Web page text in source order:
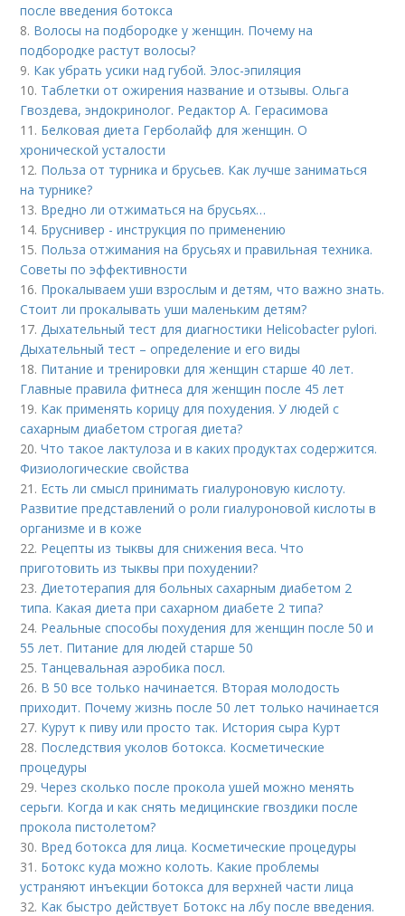
после введения ботокса
8. Волосы на подбородке у женщин. Почему на
подбородке растут волосы?
9. Как убрать усики над губой. Элос-эпиляция
10. Таблетки от ожирения название и отзывы. Ольга
Гвоздева, эндокринолог. Редактор А. Герасимова
11. Белковая диета Герболайф для женщин. О
хронической усталости
12. Польза от турника и брусьев. Как лучше заниматься
на турнике?
13. Вредно ли отжиматься на брусьях…
14. Бруснивер - инструкция по применению
15. Польза отжимания на брусьях и правильная техника.
Советы по эффективности
16. Прокалываем уши взрослым и детям, что важно знать.
Стоит ли прокалывать уши маленьким детям?
17. Дыхательный тест для диагностики Helicobacter pylori.
Дыхательный тест – определение и его виды
18. Питание и тренировки для женщин старше 40 лет.
Главные правила фитнеса для женщин после 45 лет
19. Как применять корицу для похудения. У людей с
сахарным диабетом строгая диета?
20.Что такое лактулоза и в каких продуктах содержится.
Физиологические свойства
21. Есть ли смысл принимать гиалуроновую кислоту.
Развитие представлений о роли гиалуроновой кислоты в
организме и в коже
22. Рецепты из тыквы для снижения веса. Что
приготовить из тыквы при похудении?
23. Диетотерапия для больных сахарным диабетом 2
типа. Какая диета при сахарном диабете 2 типа?
24. Реальные способы похудения для женщин после 50 и
55 лет. Питание для людей старше 50
25. Танцевальная аэробика посл.
26. В 50 все только начинается. Вторая молодость
приходит. Почему жизнь после 50 лет только начинается
27. Курут к пиву или просто так. История сыра Курт
28. Последствия уколов ботокса. Косметические
процедуры
29.Через сколько после прокола ушей можно менять
серьги. Когда и как снять медицинские гвоздики после
прокола пистолетом?
30. Вред ботокса для лица. Косметические процедуры
31. Ботокс куда можно колоть. Какие проблемы
устраняют инъекции ботокса для верхней части лица
32. Как быстро действует Ботокс на лбу после введения.